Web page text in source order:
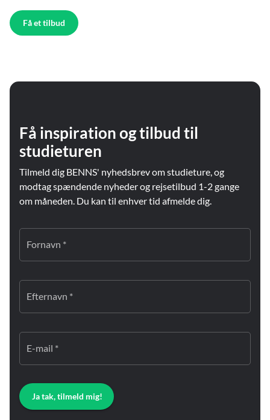
Få et tilbud
Få inspiration og tilbud til
studieturen
Tilmeld dig BENNS' nyhedsbrev om studieture, og
modtag spændende nyheder og rejsetilbud 1-2 gange
om måneden. Du kan til enhver tid afmelde dig.
Fornavn *
Efternavn *
E-mail *
Ja tak, tilmeld mig!